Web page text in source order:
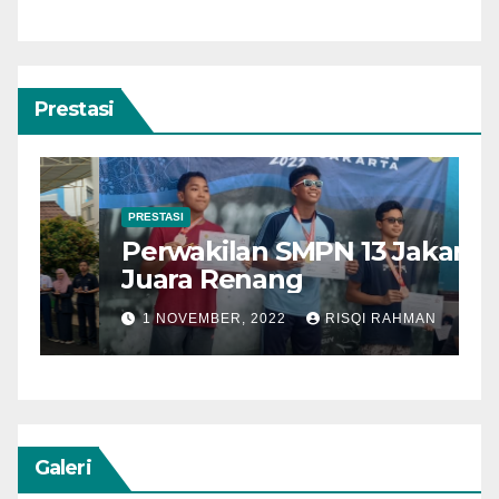
Prestasi
PRESTASI
Perwakilan SMPN 13 Jakarta
Juara Renang
1 NOVEMBER, 2022 RISQI RAHMAN
Galeri